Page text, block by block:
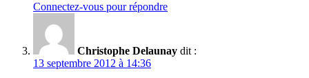
Connectez-vous pour répondre
Christophe Delaunay dit :
13 septembre 2012 à 14:36